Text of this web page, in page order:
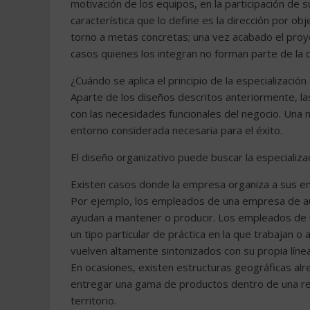
motivación de los equipos, en la participación de
característica que lo define es la dirección por
torno a metas concretas; una vez acabado el
casos quienes los integran no forman parte de la
¿Cuándo se aplica el principio de la
Aparte de los diseños descritos anteriormente,
con las necesidades funcionales del negocio.
entorno considerada necesaria para el éxito.
El diseño organizativo puede buscar la
Existen casos donde la empresa organiza a sus
Por ejemplo, los empleados de una empresa de
ayudan a mantener o producir. Los empleados
un tipo particular de práctica en la que trabajan
vuelven altamente sintonizados con su propia
En ocasiones, existen estructuras geográficas
entregar una gama de productos dentro de una
territorio.